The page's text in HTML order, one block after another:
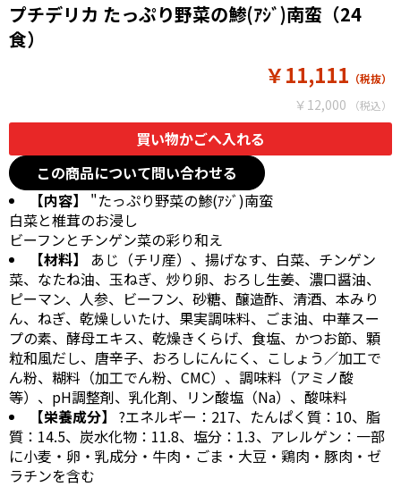
プチデリカ たっぷり野菜の鯵(ｱｼﾞ)南蛮（24
食）
￥12,000
￥11,111
この商品について問い合わせる
【内容】
"たっぷり野菜の鯵(ｱｼﾞ)南蛮
白菜と椎茸のお浸し
ビーフンとチンゲン菜の彩り和え
【材料】
あじ（チリ産）、揚げなす、白菜、チンゲン
菜、なたね油、玉ねぎ、炒り卵、おろし生姜、濃口醤油、
ピーマン、人参、ビーフン、砂糖、醸造酢、清酒、本みり
ん、ねぎ、乾燥しいたけ、果実調味料、ごま油、中華スー
プの素、酵母エキス、乾燥きくらげ、食塩、かつお節、顆
粒和風だし、唐辛子、おろしにんにく、こしょう／加工で
ん粉、糊料（加工でん粉、CMC）、調味料（アミノ酸
等）、pH調整剤、乳化剤、リン酸塩（Na）、酸味料
【栄養成分】 ?エネルギー：217、たんぱく質：10、脂
質：14.5、炭水化物：11.8、塩分：1.3、アレルゲン：一部
に小麦・卵・乳成分・牛肉・ごま・大豆・鶏肉・豚肉・ゼ
ラチンを含む